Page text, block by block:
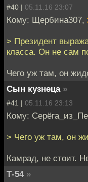
#40 | 05.11.16 23:07
Кому: Щербина307,
> Президент
класса. Он не сам
Чего уж там, он
Сын кузнеца »
#41 | 05.11.16 23:13
Кому:
> Чего уж там, он
Камрад, не стоит.
Т-54 »